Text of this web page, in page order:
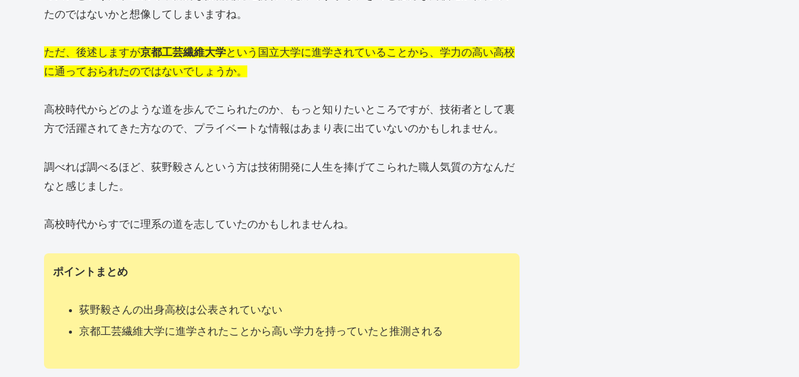
たのではないかと想像してしまいますね。
ただ、後述しますが京都工芸繊維大学という国立大学に進学されていることから、学力の高い高校
に通っておられたのではないでしょうか。
高校時代からどのような道を歩んでこられたのか、もっと知りたいところですが、技術者として裏
方で活躍されてきた方なので、プライベートな情報はあまり表に出ていないのかもしれません。
調べれば調べるほど、荻野毅さんという方は技術開発に人生を捧げてこられた職人気質の方なんだ
なと感じました。
高校時代からすでに理系の道を志していたのかもしれませんね。
ポイントまとめ
荻野毅さんの出身高校は公表されていない
京都工芸繊維大学に進学されたことから高い学力を持っていたと推測される